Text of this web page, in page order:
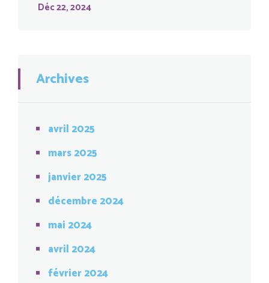
Déc 22, 2024
Archives
avril 2025
mars 2025
janvier 2025
décembre 2024
mai 2024
avril 2024
février 2024